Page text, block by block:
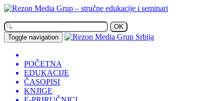
OK
Toggle navigation
POČETNA
EDUKACIJE
ČASOPISI
KNJIGE